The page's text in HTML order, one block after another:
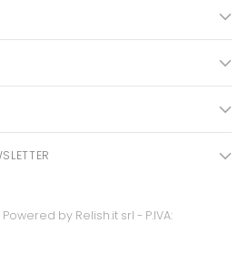
. Powered by Relish.it srl - P.IVA: